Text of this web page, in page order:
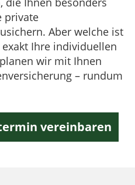
private
Aber welche ist
Ihre individuellen
wir mit Ihnen
– rundum
vereinbaren